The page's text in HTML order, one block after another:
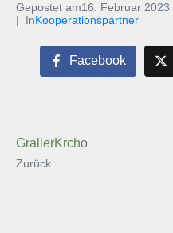
Gepostet am16. Februar 2023
InKooperationspartner
Facebook
GrallerKrcho
Zurück